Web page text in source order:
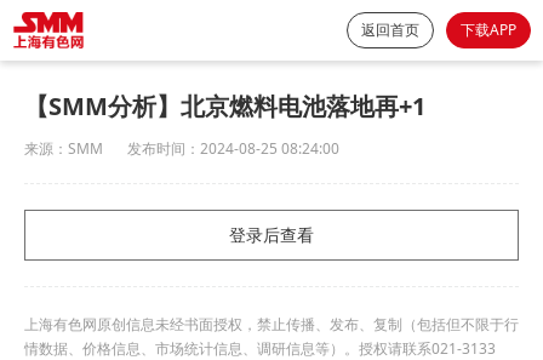
返回首页 下载APP
【SMM分析】北京燃料电池落地再+1
来源： SMM 发布时间： 2024-08-25 08:24:00
登录后查看
上海有色网原创信息未经书面授权，禁止传播、发布、复制（包括但不限于行
情数据、价格信息、市场统计信息、调研信息等）。授权请联系021-3133